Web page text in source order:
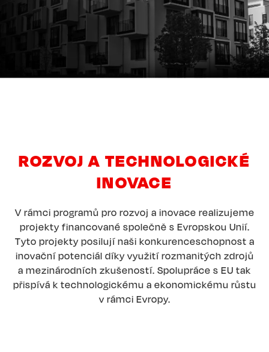
ROZVOJ A TECHNOLOGICKÉ
INOVACE
V rámci programů pro rozvoj a inovace realizujeme
projekty financované společně s Evropskou Unií.
Tyto projekty posilují naši konkurenceschopnost a
inovační potenciál díky využití rozmanitých zdrojů
a mezinárodních zkušeností. Spolupráce s EU tak
přispívá k technologickému a ekonomickému růstu
v rámci Evropy.